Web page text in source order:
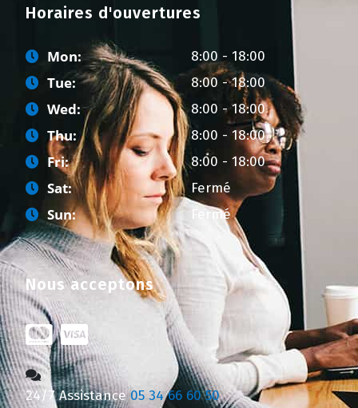
Horaires d'ouvertures
Mon: 8:00 - 18:00
Tue: 8:00 - 18:00
Wed: 8:00 - 18:00
Thu: 8:00 - 18:00
Fri: 8:00 - 18:00
Sat: Fermé
Sun: Fermé
Nous acceptons
24/7 Assistance 05 34 66 60 50